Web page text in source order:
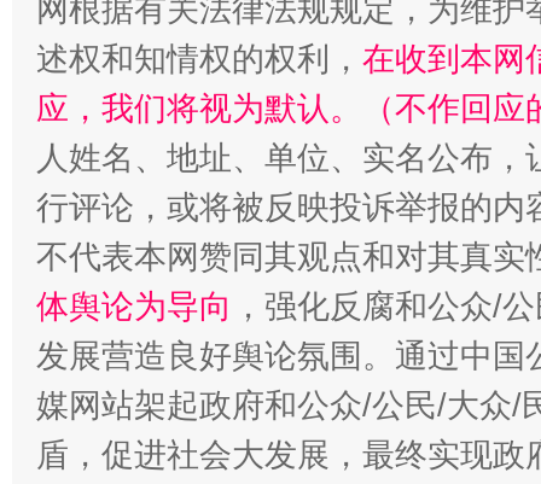
网根据有关法律法规规定，为维
述权和知情权的权利， 在收到本网
应，我们将视为默认。（不作回应
人姓名、地址、单位、实名公布
行评论，或将被反映投诉举报的
不代表本网赞同其观点和对其真实
体舆论为导向 ，强化反腐和公众/
发展营造良好舆论氛围。通过中
媒网站架起政府和公众/公民/大众/
盾，促进社会大发展，最终实现